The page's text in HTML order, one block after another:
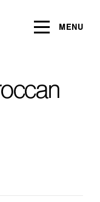
MENU